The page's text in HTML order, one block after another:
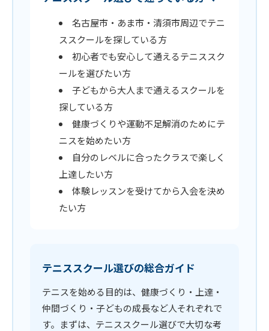
名古屋市・あま市・清須市周辺でテニ
ススクールを探している方
初心者でも安心して通えるテニススク
ールを選びたい方
子どもから大人まで通えるスクールを
探している方
健康づくりや運動不足解消のためにテ
ニスを始めたい方
自分のレベルに合ったクラスで楽しく
上達したい方
体験レッスンを受けてから入会を決め
たい方
テニススクール選びの総合ガイド
テニスを始める目的は、健康づくり・上達・
仲間づくり・子どもの成長など人それぞれで
す。まずは、テニススクール選びで大切な考